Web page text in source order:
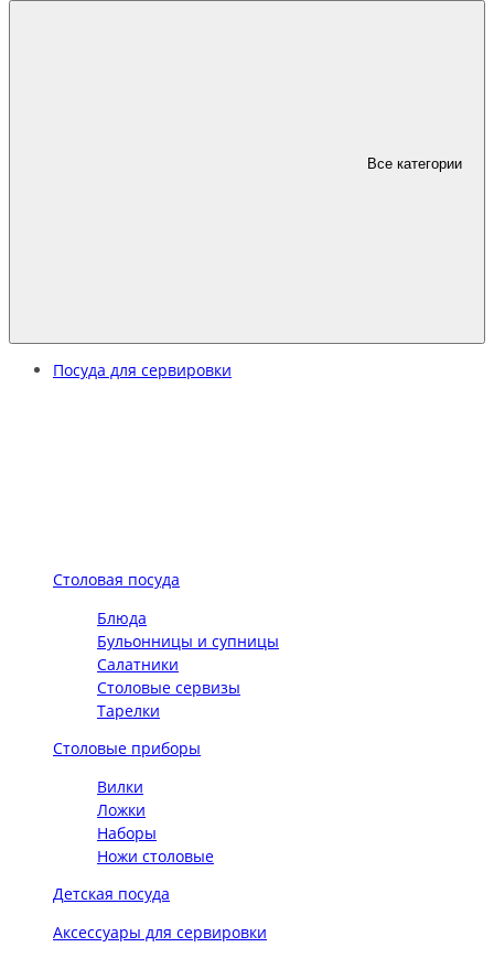
Все категории
Посуда для сервировки
Столовая посуда
Блюда
Бульонницы и супницы
Салатники
Столовые сервизы
Тарелки
Столовые приборы
Вилки
Ложки
Наборы
Ножи столовые
Детская посуда
Аксессуары для сервировки